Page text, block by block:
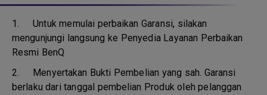
1.Untuk memulai perbaikan Garansi, silakan
mengunjungi langsung ke Penyedia Layanan Perbaikan
Resmi BenQ
2. Menyertakan Bukti Pembelian yang sah. Garansi
berlaku dari tanggal pembelian Produk oleh pelanggan